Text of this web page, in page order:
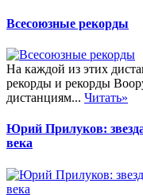
Всесоюзные рекорды
На каждой из этих
рекорды и рекорды
дистанциям... Читать»
Юрий Прилуков:
века